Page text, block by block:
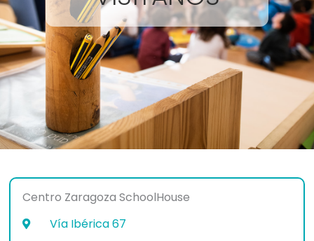
Centro Zaragoza SchoolHouse
Vía Ibérica 67